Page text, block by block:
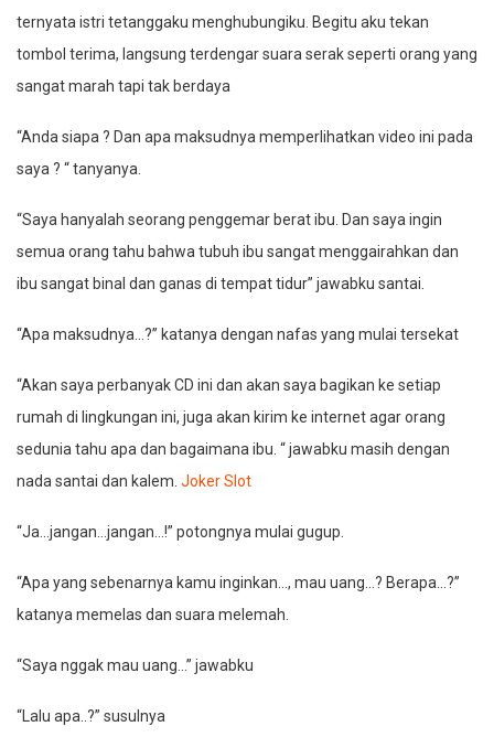
ternyata istri tetanggaku menghubungiku. Begitu aku tekan
tombol terima, langsung terdengar suara serak seperti orang yang
sangat marah tapi tak berdaya
“Anda siapa ? Dan apa maksudnya memperlihatkan video ini pada
saya ? “ tanyanya.
“Saya hanyalah seorang penggemar berat ibu. Dan saya ingin
semua orang tahu bahwa tubuh ibu sangat menggairahkan dan
ibu sangat binal dan ganas di tempat tidur” jawabku santai.
“Apa maksudnya…?” katanya dengan nafas yang mulai tersekat
“Akan saya perbanyak CD ini dan akan saya bagikan ke setiap
rumah di lingkungan ini, juga akan kirim ke internet agar orang
sedunia tahu apa dan bagaimana ibu. “ jawabku masih dengan
nada santai dan kalem. Joker Slot
“Ja…jangan…jangan…!” potongnya mulai gugup.
“Apa yang sebenarnya kamu inginkan…, mau uang…? Berapa…?”
katanya memelas dan suara melemah.
“Saya nggak mau uang…” jawabku
“Lalu apa..?” susulnya